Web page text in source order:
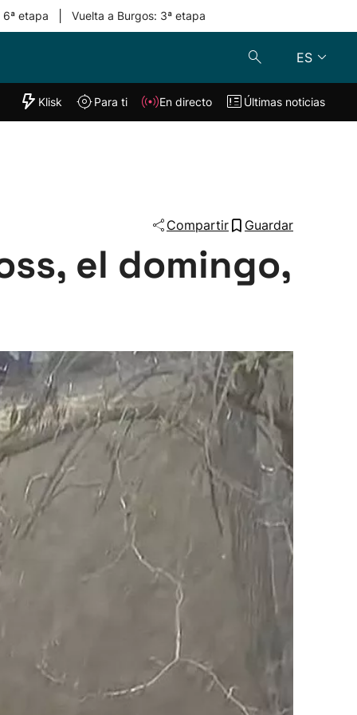
6ª etapa Vuelta a Burgos: 3ª etapa
ES
"Helmuga"
Klisk En directo
Klisk Para ti En directo Últimas noticias
Compartir Guardar
el domingo,